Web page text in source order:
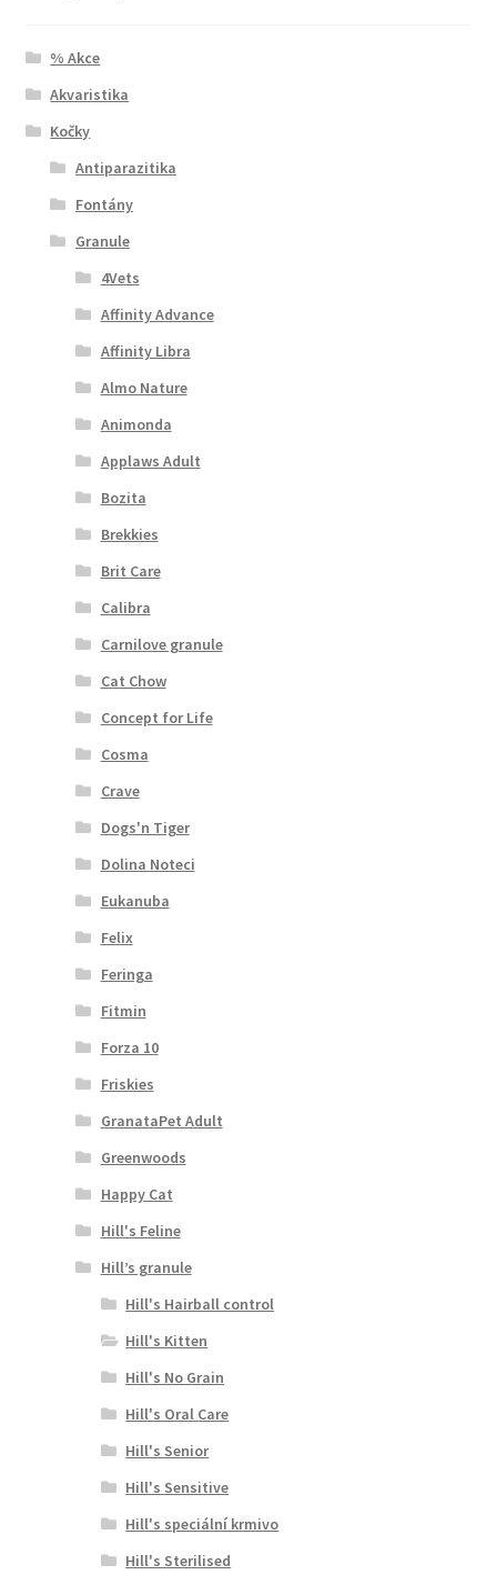
% Akce
Akvaristika
Kočky
Antiparazitika
Fontány
Granule
4Vets
Affinity Advance
Affinity Libra
Almo Nature
Animonda
Applaws Adult
Bozita
Brekkies
Brit Care
Calibra
Carnilove granule
Cat Chow
Concept for Life
Cosma
Crave
Dogs'n Tiger
Dolina Noteci
Eukanuba
Felix
Feringa
Fitmin
Forza 10
Friskies
GranataPet Adult
Greenwoods
Happy Cat
Hill's Feline
Hill’s granule
Hill's Hairball control
Hill's Kitten
Hill's No Grain
Hill's Oral Care
Hill's Senior
Hill's Sensitive
Hill's speciální krmivo
Hill's Sterilised